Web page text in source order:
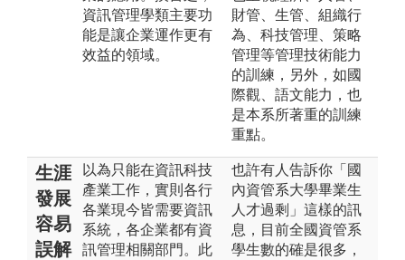
資訊管理學類主要功
能是讓企業運作更有
效益的領域。
財管、生管、組織行
為、科技管理、策略
管理等管理技術能力
的訓練，另外，如國
際觀、語文能力，也
是本系所著重的訓練
重點。
生涯
發展
容易
誤解
以為只能在資訊科技
產業工作，實則各行
各業現今皆需要資訊
系統，各企業都有資
訊管理相關部門。此
也許有人告訴你「國
內資管系大學畢業生
人才過剩」這樣的訊
息，目前全國資管系
學生數的確是很多，